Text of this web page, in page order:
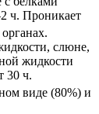
ч. Проникает
слюне,
жидкости
30 ч.
виде (80%) и